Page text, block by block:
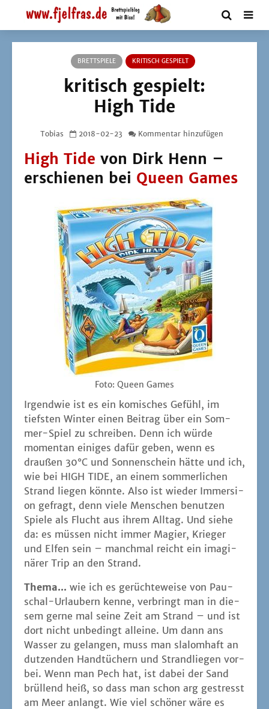
BRETTSPIELE KRITISCH GESPIELT
kritisch gespielt:
High Tide
Tobias 2018-02-23 Kommentar hinzufügen
High Tide von Dirk Henn –
erschienen bei Queen Games
Foto: Queen Games
Irgend­wie ist es ein komi­sches Gefühl, im
tiefs­ten Win­ter einen Bei­trag über ein Som­
mer-Spiel zu schrei­ben. Denn ich wür­de
momen­tan eini­ges dafür geben, wenn es
drau­ßen 30°C und Son­nen­schein hät­te und ich,
wie bei HIGH TIDE, an einem som­mer­li­chen
Strand lie­gen könn­te. Also ist wie­der Immersi­
on gefragt, denn vie­le Men­schen benut­zen
Spie­le als Flucht aus ihrem All­tag. Und sie­he
da: es müs­sen nicht immer Magi­er, Krie­ger
und Elfen sein – manch­mal reicht ein ima­gi­
nä­rer Trip an den Strand.
The­ma... wie ich es gerüch­te­wei­se von Pau­
schal-Urlau­bern ken­ne, ver­bringt man in die­
sem ger­ne mal sei­ne Zeit am Strand – und ist
dort nicht unbe­dingt allei­ne. Um dann ans
Was­ser zu gelan­gen, muss man sla­lom­haft an
dut­zen­den Hand­tü­chern und Strand­lie­gen vor­
bei. Wenn man Pech hat, ist dabei der Sand
brül­lend heiß, so dass man schon arg gestresst
am Meer anlangt. Wie viel schö­ner wäre es